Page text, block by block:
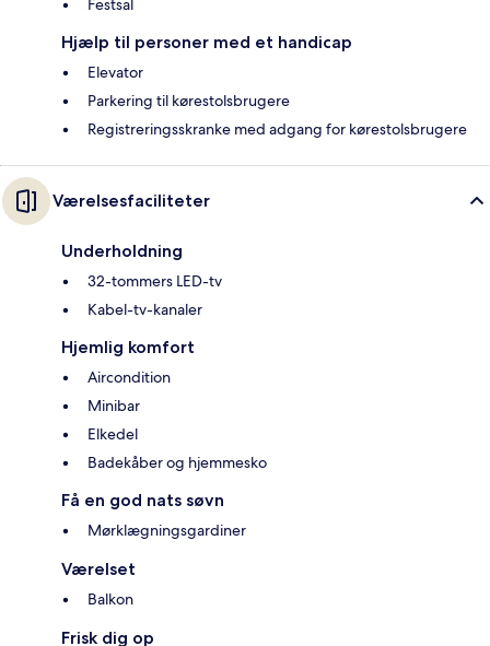
Festsal
Hjælp til personer med et handicap
Elevator
Parkering til kørestolsbrugere
Registreringsskranke med adgang for kørestolsbrugere
Værelsesfaciliteter
Underholdning
32-tommers LED-tv
Kabel-tv-kanaler
Hjemlig komfort
Aircondition
Minibar
Elkedel
Badekåber og hjemmesko
Få en god nats søvn
Mørklægningsgardiner
Værelset
Balkon
Frisk dig op